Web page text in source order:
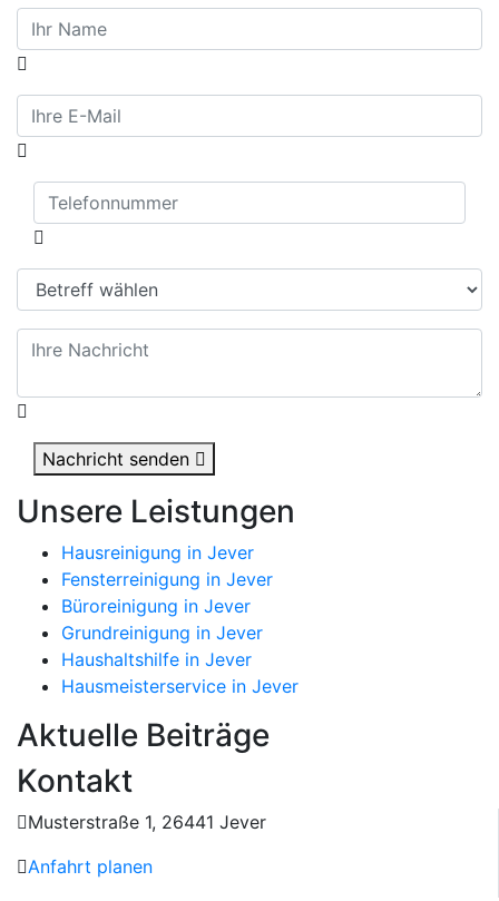
Nachricht senden
Unsere Leistungen
Hausreinigung in Jever
Fensterreinigung in Jever
Büroreinigung in Jever
Grundreinigung in Jever
Haushaltshilfe in Jever
Hausmeisterservice in Jever
Aktuelle Beiträge
Kontakt
Musterstraße 1, 26441 Jever
Anfahrt planen